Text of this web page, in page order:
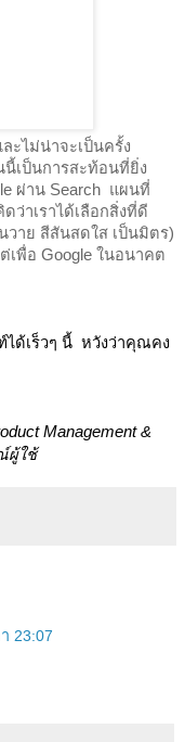
ะไม่น่าจะเป็นครั้ง
นี้เป็นการสะท้อนที่ยิ่ง
ผ่าน Search  แผนที่
ว่าเราได้เลือกสิ่งที่ดี
วาย สีสันสดใส เป็นมิตร)
เพื่อ Google ในอนาคต
เร็วๆ นี้  หวังว่าคุณคง
Management &
ผู้ใช้
23:07